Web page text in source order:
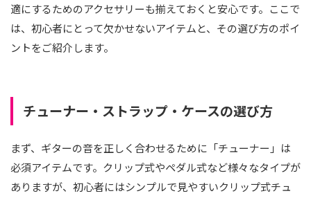
適にするためのアクセサリーも揃えておくと安心です。ここで
は、初心者にとって欠かせないアイテムと、その選び方のポイ
ントをご紹介します。
チューナー・ストラップ・ケースの選び方
まず、ギターの音を正しく合わせるために「チューナー」は
必須アイテムです。クリップ式やペダル式など様々なタイプが
ありますが、初心者にはシンプルで見やすいクリップ式チュ